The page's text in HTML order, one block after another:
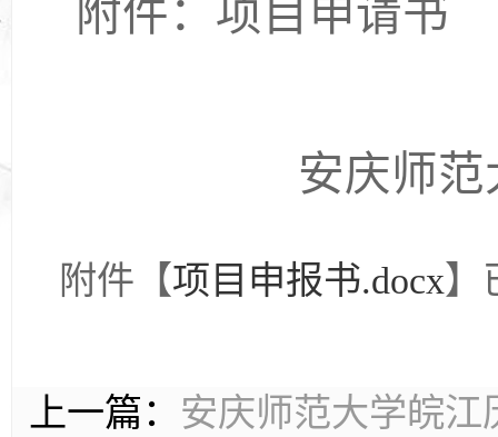
附件：项目申请书
安庆师
附件【项目申报书.docx】
上一篇： 安庆师范大学皖江